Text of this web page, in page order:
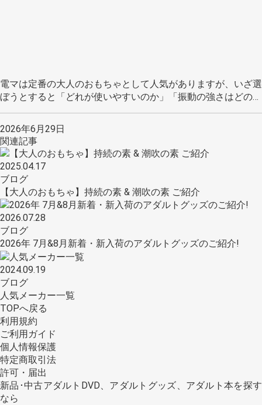
電マは定番の大人のおもちゃとして人気がありますが、いざ選
ぼうとすると「どれが使いやすいのか」「振動の強さはどの…
2026年6月29日
関連記事
2025.04.17
ブログ
【大人のおもちゃ】持続の素 & 潮吹の素 ご紹介
2026.07.28
ブログ
2026年 7月&8月新着・新入荷のアダルトグッズのご紹介!
2024.09.19
ブログ
人気メーカー一覧
TOPへ戻る
利用規約
ご利用ガイド
個人情報保護
特定商取引法
許可・届出
新品･中古アダルトDVD、アダルトグッズ、アダルト本を探す
なら